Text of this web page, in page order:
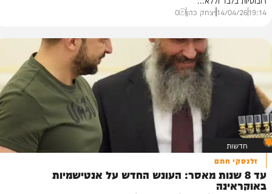
וללא...